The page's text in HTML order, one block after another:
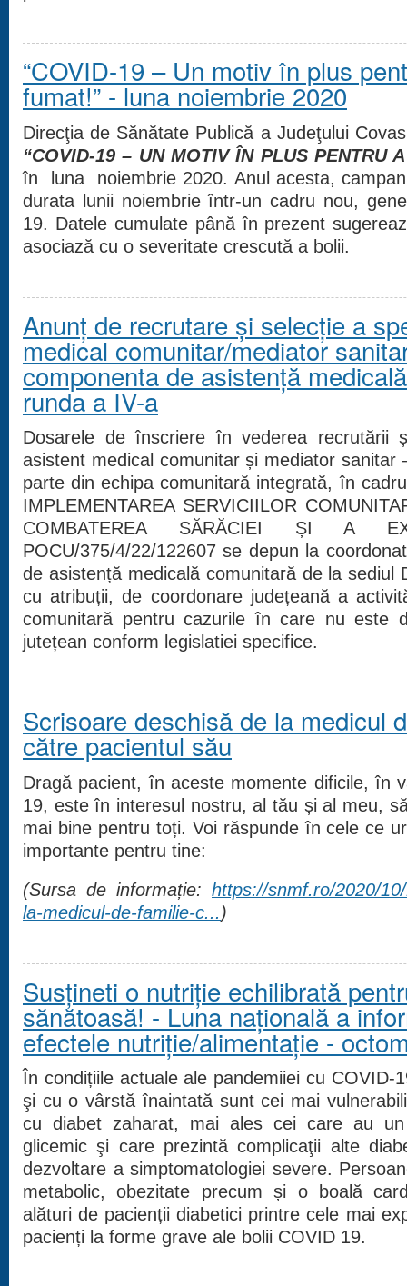
“COVID-19 – Un motiv în plus
fumat!” - luna noiembrie 2020
Direcţia de Sănătate Publică a Judeţului
“COVID-19 – UN MOTIVÎN PLUS PENTRU
în luna noiembrie 2020. Anul acesta,
durata lunii noiembrie într-un cadru nou,
19. Datele cumulate până în prezent
asociază cu o severitate crescută a bolii.
Anunț de recrutare și selecție a
medical comunitar/mediator
componenta de asistență
runda a IV-a
Dosarele de înscriere în vederea recrutării
asistent medical comunitar și mediator
parte din echipa comunitară integrată, în
IMPLEMENTAREA SERVICIILOR
COMBATEREA SĂRĂCIEI ȘI A
POCU/375/4/22/122607 se depun la
de asistență medicală comunitară de la sediul
cu atribuții, de coordonare județeană a
comunitară pentru cazurile în care nu este
jutețean conform legislatiei specifice.
Scrisoare deschisă de la medicul
către pacientul său
Dragă pacient, în aceste momente dificile, în
19, este în interesul nostru, al tău și al meu,
mai bine pentru toți. Voi răspunde în cele ce
importante pentru tine:
(Sursa de informație: https://snmf.ro/2020/
la-medicul-de-familie-c... )
Susțineti o nutriție echilibrată
sănătoasă! - Luna naţională a
efectele nutriție/alimentație -
În condițiile actuale ale pandemiiei cu COVID-
şi cu o vârstă înaintată sunt cei mai
cu diabet zaharat, mai ales cei care au
glicemic şi care prezintă complicaţii alte
dezvoltare a simptomatologiei severe.
metabolic, obezitate precum și o boală
alături de pacienții diabetici printre cele mai
pacienți la forme grave ale bolii COVID 19.